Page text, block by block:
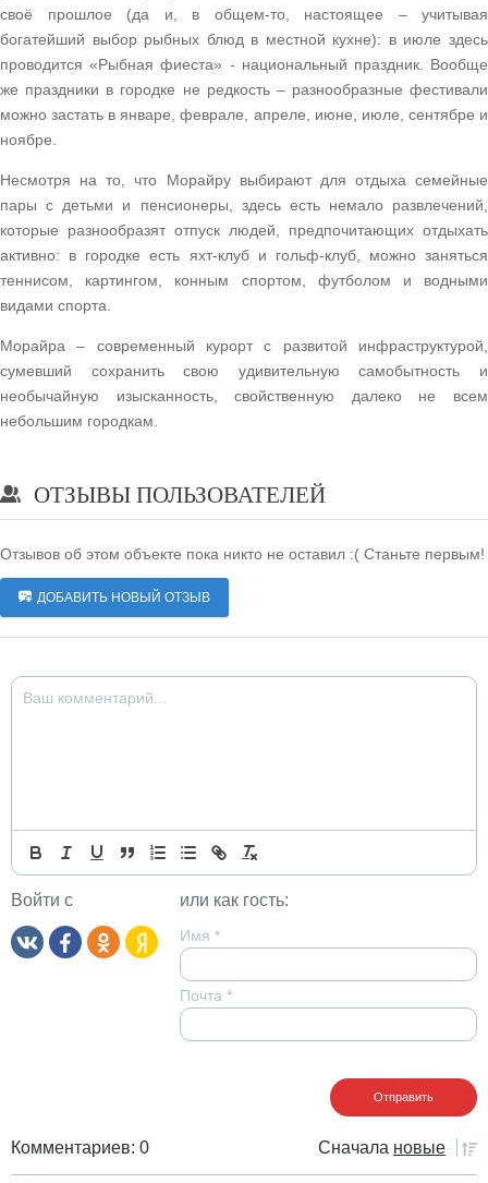
своё прошлое (да и, в общем-то, настоящее – учитывая
богатейший выбор рыбных блюд в местной кухне): в июле здесь
проводится «Рыбная фиеста» - национальный праздник. Вообще
же праздники в городке не редкость – разнообразные фестивали
можно застать в январе, феврале, апреле, июне, июле, сентябре и
ноябре.
Несмотря на то, что Морайру выбирают для отдыха семейные
пары с детьми и пенсионеры, здесь есть немало развлечений,
которые разнообразят отпуск людей, предпочитающих отдыхать
активно: в городке есть яхт-клуб и гольф-клуб, можно заняться
теннисом, картингом, конным спортом, футболом и водными
видами спорта.
Морайра – современный курорт с развитой инфраструктурой,
сумевший сохранить свою удивительную самобытность и
необычайную изысканность, свойственную далеко не всем
небольшим городкам.
ОТЗЫВЫ ПОЛЬЗОВАТЕЛЕЙ
Отзывов об этом объекте пока никто не оставил :( Станьте первым!
ДОБАВИТЬ НОВЫЙ ОТЗЫВ
Войти с или как гость:
Имя *
Почта *
Комментариев: 0 Сначала новые